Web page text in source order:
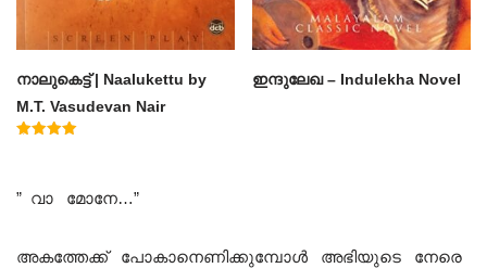
നാലുകെട്ട് | Naalukettu by
M.T. Vasudevan Nair
ഇന്ദുലേഖ – Indulekha Novel
” വാ മോനേ…”
അകത്തേക്ക് പോകാനെണിക്കുമ്പോൾ അഭിയുടെ നേരെ